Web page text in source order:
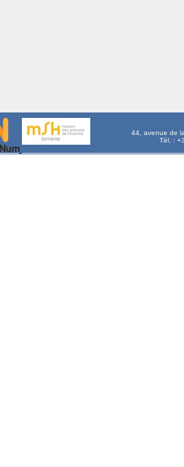
44, avenue de
Tél. :